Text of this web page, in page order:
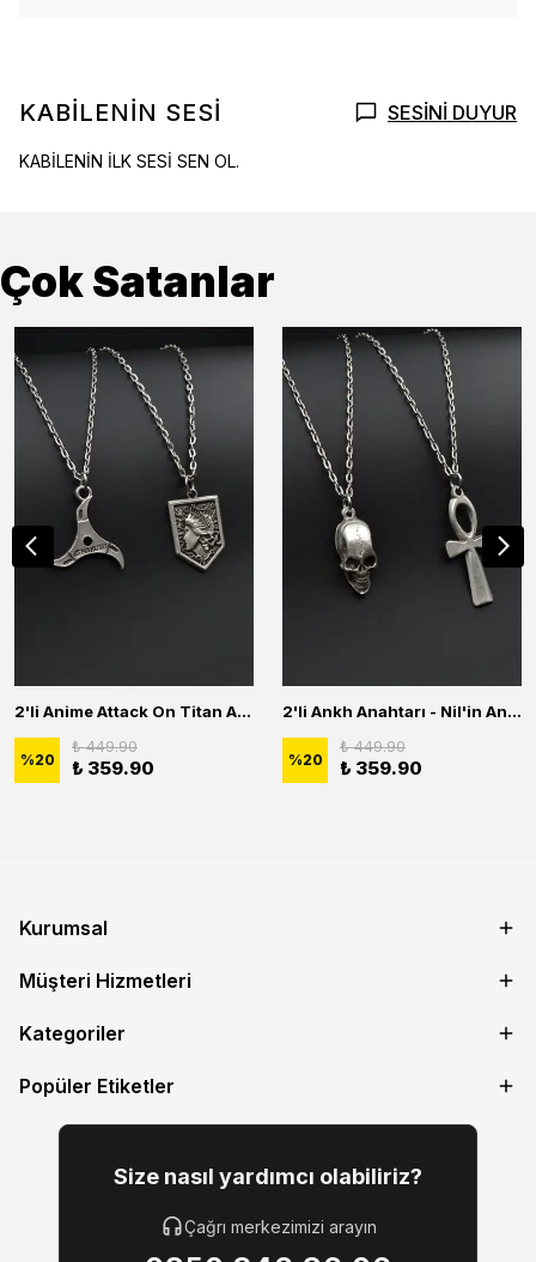
KABİLENİN SESİ SESİNİ DUYUR
KABİLENİN İLK SESİ SEN OL.
Çok Satanlar
2'li Anime Attack On Titan Acrylic Maria Anime Naruto Erkek Kadın Kolye Seti
%20
₺ 449.90
₺ 359.90
2'li Ankh Anahtarı - Nil'in Anahtarı - Kuru Kafa Erkek Kadın Kolye Seti
%20
₺ 449.90
₺ 359.90
Kurumsal
Müşteri Hizmetleri
Kategoriler
Popüler Etiketler
Size nasıl yardımcı olabiliriz?
Çağrı merkezimizi arayın